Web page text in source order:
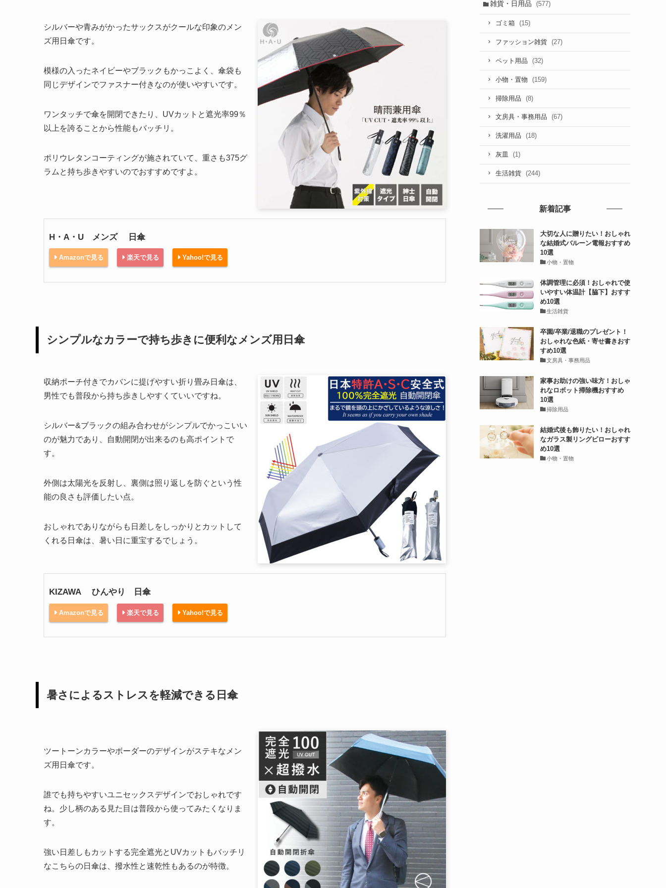
シルバーや青みがかったサックスがクールな印象のメン
ズ用日傘です。
模様の入ったネイビーやブラックもかっこよく、傘袋も
同じデザインでファスナー付きなのが使いやすいです。
ワンタッチで傘を開閉できたり、UVカットと遮光率99％
以上を誇ることから性能もバッチリ。
ポリウレタンコーティングが施されていて、重さも375グ
ラムと持ち歩きやすいのでおすすめですよ。
H・A・U メンズ 日傘
Amazonで見る 楽天で見る Yahoo!で見る
シンプルなカラーで持ち歩きに便利なメンズ用日傘
収納ポーチ付きでカバンに提げやすい折り畳み日傘は、
男性でも普段から持ち歩きしやすくていいですね。
シルバー&ブラックの組み合わせがシンプルでかっこいい
のが魅力であり、自動開閉が出来るのも高ポイントで
す。
外側は太陽光を反射し、裏側は照り返しを防ぐという性
能の良さも評価したい点。
おしゃれでありながらも日差しをしっかりとカットして
くれる日傘は、暑い日に重宝するでしょう。
KIZAWA ひんやり 日傘
Amazonで見る 楽天で見る Yahoo!で見る
暑さによるストレスを軽減できる日傘
ツートーンカラーやボーダーのデザインがステキなメン
ズ用日傘です。
誰でも持ちやすいユニセックスデザインでおしゃれです
ね。少し柄のある見た目は普段から使ってみたくなりま
す。
強い日差しもカットする完全遮光とUVカットもバッチリ
なこちらの日傘は、撥水性と速乾性もあるのが特徴。
雑貨・日用品 (577)
ゴミ箱 (15)
ファッション雑貨 (27)
ペット用品 (32)
小物・置物 (159)
掃除用品 (8)
文房具・事務用品 (67)
洗濯用品 (18)
灰皿 (1)
生活雑貨 (244)
新着記事
大切な人に贈りたい！おしゃれ
な結婚式バルーン電報おすすめ
10選
小物・置物
体調管理に必須！おしゃれで使
いやすい体温計【脇下】おすす
め10選
生活雑貨
卒園/卒業/退職のプレゼント！
おしゃれな色紙・寄せ書きおす
すめ10選
文房具・事務用品
家事お助けの強い味方！おしゃ
れなロボット掃除機おすすめ
10選
掃除用品
結婚式後も飾りたい！おしゃれ
なガラス製リングピローおすす
め10選
小物・置物